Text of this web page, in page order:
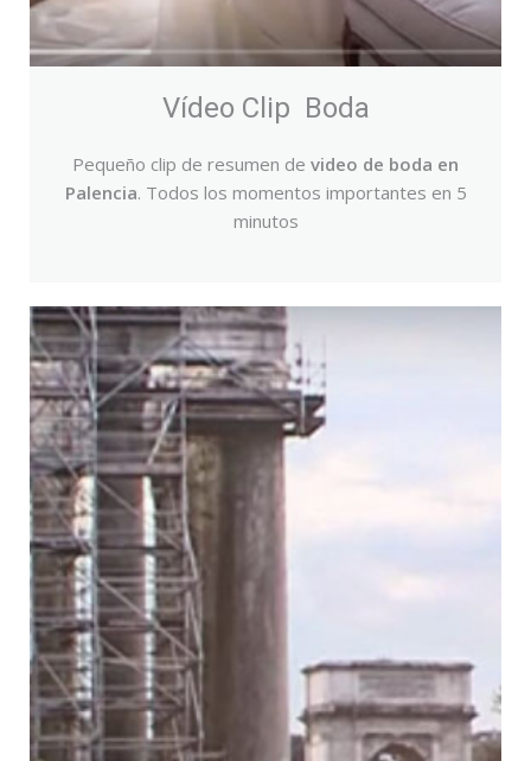
Vídeo Clip Boda
Pequeño clip de resumen de video de boda en
Palencia. Todos los momentos importantes en 5
minutos